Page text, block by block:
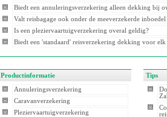
Biedt een annuleringsverzekering alleen dekking bij
Valt reisbagage ook onder de meeverzekerde
Is een pleziervaartuigverzekering overal geldig?
Biedt een 'standaard' reisverzekering dekking voor
Productinformatie
Annuleringsverzekering
Caravanverzekering
Pleziervaartuigverzekering
Tips